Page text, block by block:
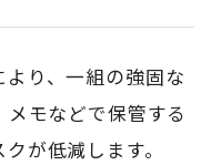
り、一組の強固な
モなどで保管する
が低減します。